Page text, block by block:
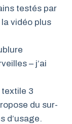
testés par
vidéo plus
– j’ai
textile 3
du sur-
d’usage.